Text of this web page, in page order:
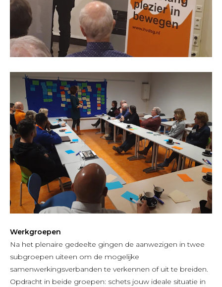
Werkgroepen
Na het plenaire gedeelte gingen de aanwezigen in twee
subgroepen uiteen om de mogelijke
samenwerkingsverbanden te verkennen of uit te breiden.
Opdracht in beide groepen: schets jouw ideale situatie in